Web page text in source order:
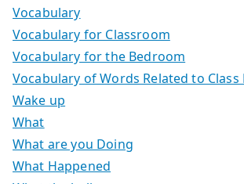
Vocabulary
Vocabulary for Classroom
Vocabulary for the Bedroom
Vocabulary of Words Related to Class
Wake up
What
What are you Doing
What Happened